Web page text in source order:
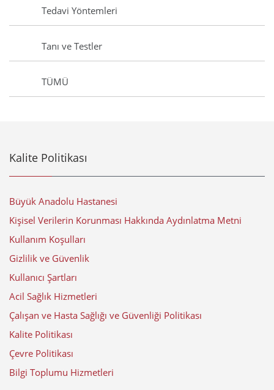
Tedavi Yöntemleri
Tanı ve Testler
TÜMÜ
Kalite Politikası
Büyük Anadolu Hastanesi
Kişisel Verilerin Korunması Hakkında Aydınlatma Metni
Kullanım Koşulları
Gizlilik ve Güvenlik
Kullanıcı Şartları
Acil Sağlık Hizmetleri
Çalışan ve Hasta Sağlığı ve Güvenliği Politikası
Kalite Politikası
Çevre Politikası
Bilgi Toplumu Hizmetleri